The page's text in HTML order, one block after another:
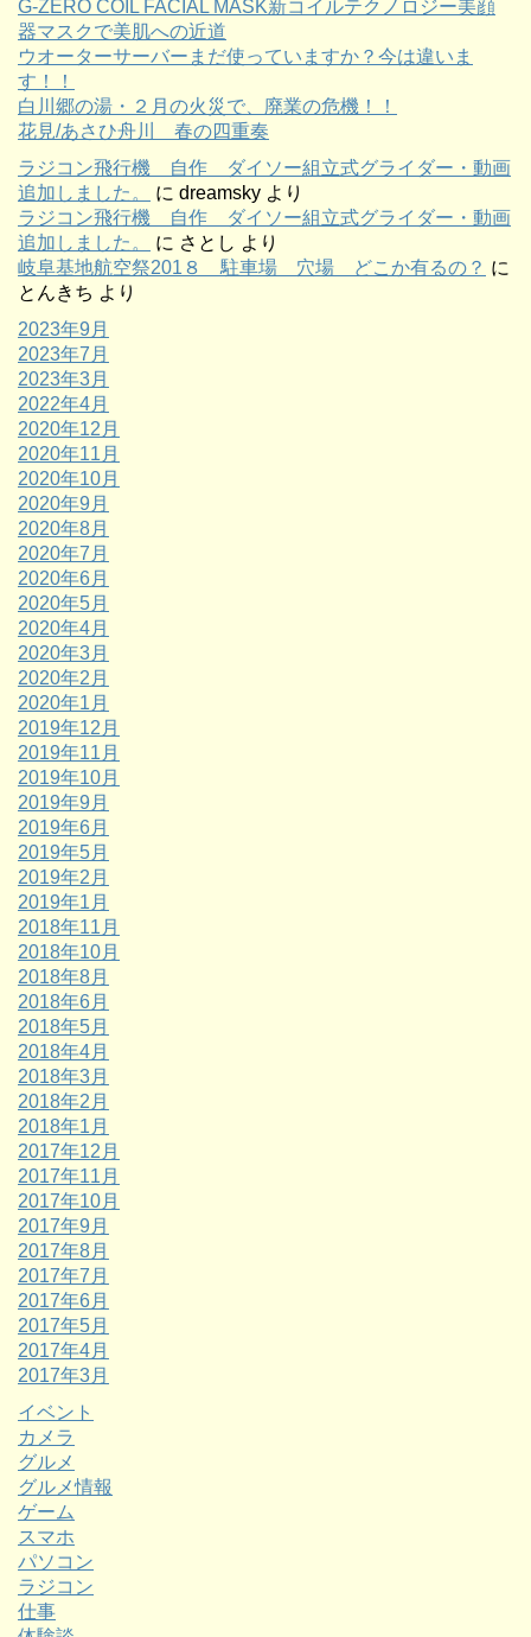
G-ZERO COIL FACIAL MASK新コイルテクノロジー美顔
器マスクで美肌への近道
ウオーターサーバーまだ使っていますか？今は違いま
す！！
白川郷の湯・２月の火災で、廃業の危機！！
花見/あさひ舟川 春の四重奏
ラジコン飛行機 自作 ダイソー組立式グライダー・動画
追加しました。
に dreamsky より
ラジコン飛行機 自作 ダイソー組立式グライダー・動画
追加しました。
に さとし より
岐阜基地航空祭201８ 駐車場 穴場 どこか有るの？ に
とんきち より
2023年9月
2023年7月
2023年3月
2022年4月
2020年12月
2020年11月
2020年10月
2020年9月
2020年8月
2020年7月
2020年6月
2020年5月
2020年4月
2020年3月
2020年2月
2020年1月
2019年12月
2019年11月
2019年10月
2019年9月
2019年6月
2019年5月
2019年2月
2019年1月
2018年11月
2018年10月
2018年8月
2018年6月
2018年5月
2018年4月
2018年3月
2018年2月
2018年1月
2017年12月
2017年11月
2017年10月
2017年9月
2017年8月
2017年7月
2017年6月
2017年5月
2017年4月
2017年3月
イベント
カメラ
グルメ
グルメ情報
ゲーム
スマホ
パソコン
ラジコン
仕事